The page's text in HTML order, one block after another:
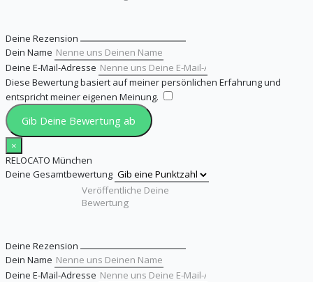
Deine Rezension
Dein Name
Deine E-Mail-Adresse
Diese Bewertung basiert auf meiner persönlichen Erfahrung und
entspricht meiner eigenen Meinung.
Gib Deine Bewertung ab
×
RELOCATO München
Deine Gesamtbewertung
Deine Rezension
Dein Name
Deine E-Mail-Adresse